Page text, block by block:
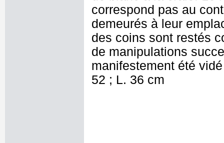
correspond pas au
demeurés à leur
des coins sont restés
de manipulations
manifestement été
52 ; L. 36 cm